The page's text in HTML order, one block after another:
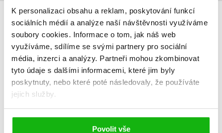
K personalizaci obsahu a reklam, poskytování funkcí
sociálních médií a analýze naší návštěvnosti využíváme
soubory cookies. Informace o tom, jak náš web
využíváme, sdílíme se svými partnery pro sociální
média, inzerci a analýzy. Partneři mohou zkombinovat
tyto údaje s dalšími informacemi, které jim byly
poskytnuty, nebo které poté následovaly, že používáte
jejich služby.
Povolit vše
HODNOCENÍ ČTENÁŘŮ
V současné době nejsou vytvořena žádná uživatelská hodnocení.
Vaše hodnocení
Uživatelskou recenzi mohou vkládat pouze registrovaní uživatelé
Přihlásit